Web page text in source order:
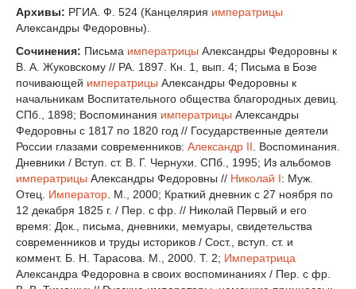
Архивы: РГИА. Ф. 524 (Канцелярия императрицы
Александры Федоровны).
Сочинения: Письма императрицы Александры Федоровны к
В. А. Жуковскому // РА. 1897. Кн. 1, вып. 4; Письма в Бозе
почивающей императрицы Александры Федоровны к
начальникам Воспитательного общества благородных девиц.
СПб., 1898; Воспоминания императрицы Александры
Федоровны с 1817 по 1820 год // Государственные деятели
России глазами современников: Александр II. Воспоминания.
Дневники / Вступ. ст. В. Г. Чернухи. СПб., 1995; Из альбомов
императрицы Александры Федоровны // Николай I: Муж.
Отец. Император. М., 2000; Краткий дневник с 27 ноября по
12 декабря 1825 г. / Пер. с фр. // Николай Первый и его
время: Док., письма, дневники, мемуары, свидетельства
современников и труды историков / Сост., вступ. ст. и
коммент. Б. Н. Тарасова. М., 2000. Т. 2; Императрица
Александра Федоровна в своих воспоминаниях / Пер. с фр.